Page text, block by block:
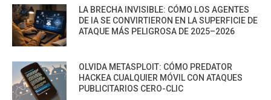
LA BRECHA INVISIBLE: CÓMO LOS AGENTES
DE IA SE CONVIRTIERON EN LA SUPERFICIE DE
ATAQUE MÁS PELIGROSA DE 2025–2026
OLVIDA METASPLOIT: CÓMO PREDATOR
HACKEA CUALQUIER MÓVIL CON ATAQUES
PUBLICITARIOS CERO-CLIC